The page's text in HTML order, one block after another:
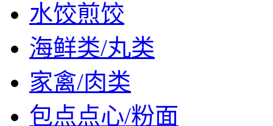
水饺煎饺
海鲜类/丸类
家禽/肉类
包点点心/粉面